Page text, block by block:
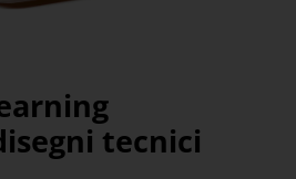
tecnici